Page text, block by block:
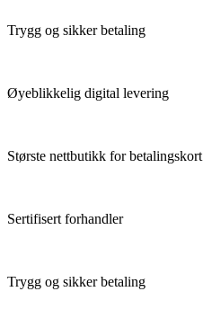
Trygg og sikker betaling
Øyeblikkelig digital levering
Største nettbutikk for betalingskort
Sertifisert forhandler
Trygg og sikker betaling